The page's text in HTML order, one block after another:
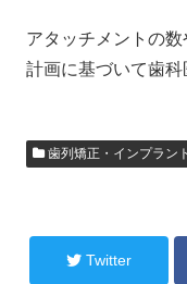
アタッチメントの
計画に基づいて歯科
歯列矯正・インプラント
Twitter